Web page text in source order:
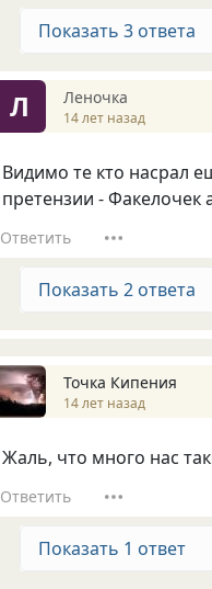
Показать 3 ответа
Л Леночка
14 лет назад
Видимо те кто насрал
претензии - Факелочек
Ответить
Показать 2 ответа
Точка Кипения
14 лет назад
Жаль, что много нас
Ответить
Показать 1 ответ